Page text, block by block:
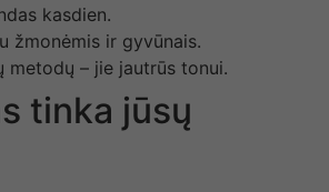
kasdien.
žmonėmis ir gyvūnais.
metodų – jie jautrūs tonui.
tinka jūsų